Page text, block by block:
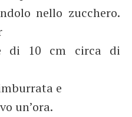
nello zucchero.
di 10 cm circa di
e
un’ora.